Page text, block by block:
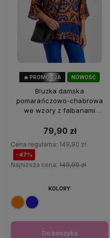
NOWOŚĆ
🔥 PROMOCJA
Bluzka damska
pomarańczowo-chabrowa
we wzory z falbanami
79,90 zł
Cena regularna: 149,90 zł
-47%
Najniższa cena: 149,90 zł
Do koszyka
KOLORY: